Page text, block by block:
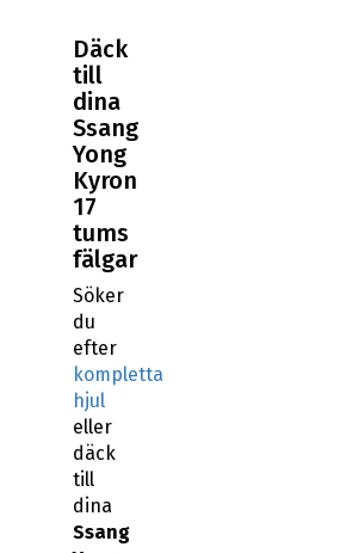
Däck
till
dina
Ssang
Yong
Kyron
17
tums
fälgar
Söker
du
efter
kompletta
hjul
eller
däck
till
dina
Ssang